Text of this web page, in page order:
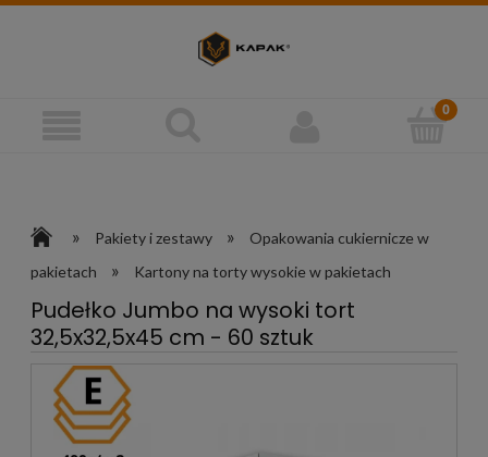
» Pakiety i zestawy »
Opakowania cukiernicze w
pakietach
» Kartony na torty wysokie w pakietach
Pudełko Jumbo na wysoki tort
32,5x32,5x45 cm - 60 sztuk